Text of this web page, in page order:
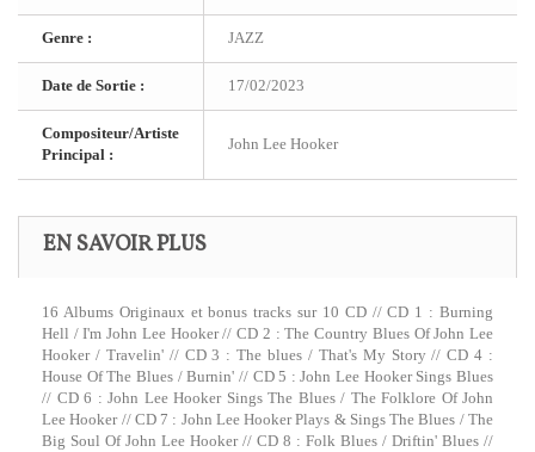
Genre : JAZZ
Date de Sortie : 17/02/2023
Compositeur/Artiste
Principal :
John Lee Hooker
EN SAVOIR PLUS
16 Albums Originaux et bonus tracks sur 10 CD // CD 1 : Burning
Hell / I'm John Lee Hooker // CD 2 : The Country Blues Of John Lee
Hooker / Travelin' // CD 3 : The blues / That's My Story // CD 4 :
House Of The Blues / Burnin' // CD 5 : John Lee Hooker Sings Blues
// CD 6 : John Lee Hooker Sings The Blues / The Folklore Of John
Lee Hooker // CD 7 : John Lee Hooker Plays & Sings The Blues / The
Big Soul Of John Lee Hooker // CD 8 : Folk Blues / Driftin' Blues //